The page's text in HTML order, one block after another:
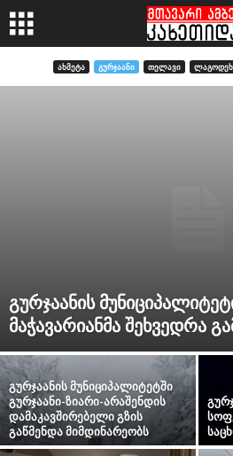
ᲐᲮᲛᲔᲢᲐ ᲒᲣᲠᲯᲐᲐᲜᲘ ᲗᲔᲚᲐᲕᲘ
გურჯაანის
მაჭავარიანმა შეხვედრა
გურჯაანის მუნიციპალიტეტში
გურჯაანი-ზიარი-არაშენდის
დამაკავშირებელი გზის
გაწმენდა მიმდინარეობს